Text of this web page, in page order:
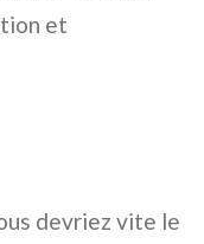
et
devriez vite le